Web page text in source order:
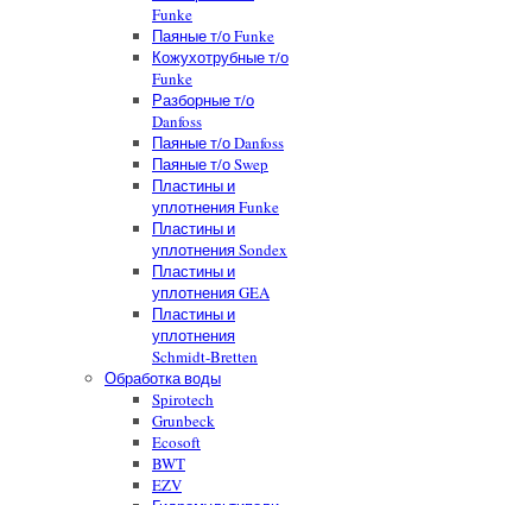
Funke
Паяные т/о Funke
Кожухотрубные т/о
Funke
Разборные т/о
Danfoss
Паяные т/о Danfoss
Паяные т/о Swep
Пластины и
уплотнения Funke
Пластины и
уплотнения Sondex
Пластины и
уплотнения GEA
Пластины и
уплотнения
Schmidt-Bretten
Обработка воды
Spirotech
Grunbeck
Ecosoft
BWT
EZV